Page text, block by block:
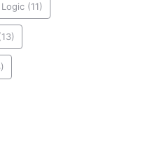
(11)